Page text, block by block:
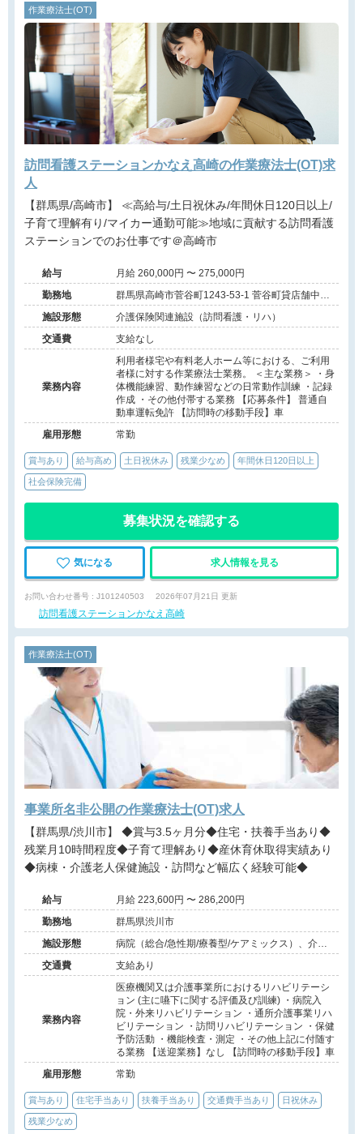
作業療法士(OT)
訪問看護ステーションかなえ高崎の作業療法士(OT)求
人
【群馬県/高崎市】 ≪高給与/土日祝休み/年間休日120日以上/
子育て理解有り/マイカー通勤可能≫地域に貢献する訪問看護
ステーションでのお仕事です＠高崎市
給与
月給 260,000円 〜 275,000円
勤務地
群馬県高崎市菅谷町1243-53-1 菅谷町貸店舗中号
室
施設形態
介護保険関連施設（訪問看護・リハ）
交通費
支給なし
業務内容
利用者様宅や有料老人ホーム等における、ご利用
者様に対する作業療法士業務。 ＜主な業務＞ ・身
体機能練習、動作練習などの日常動作訓練 ・記録
作成 ・その他付帯する業務 【応募条件】 普通自
動車運転免許 【訪問時の移動手段】車
雇用形態
常勤
賞与あり 給与高め 土日祝休み 残業少なめ 年間休日120日以上
社会保険完備
募集状況を確認する
気になる 求人情報を見る
お問い合わせ番号 : J101240503 2026年07月21日 更新
訪問看護ステーションかなえ高崎
作業療法士(OT)
事業所名非公開の作業療法士(OT)求人
【群馬県/渋川市】 ◆賞与3.5ヶ月分◆住宅・扶養手当あり◆
残業月10時間程度◆子育て理解あり◆産休育休取得実績あり
◆病棟・介護老人保健施設・訪問など幅広く経験可能◆
給与
月給 223,600円 〜 286,200円
勤務地
群馬県渋川市
施設形態
病院（総合/急性期/療養型/ケアミックス）、介護
保険関連施設（介護老人保健施設/訪問看護・リ
ハ）
交通費 支給あり
業務内容
医療機関又は介護事業所におけるリハビリテーシ
ョン (主に嚥下に関する評価及び訓練) ・病院入
院・外来リハビリテーション ・通所介護事業リハ
ビリテーション ・訪問リハビリテーション ・保健
予防活動 ・機能検査・測定 ・その他上記に付随す
る業務 【送迎業務】なし 【訪問時の移動手段】車
雇用形態
常勤
賞与あり 住宅手当あり 扶養手当あり 交通費手当あり 日祝休み
残業少なめ